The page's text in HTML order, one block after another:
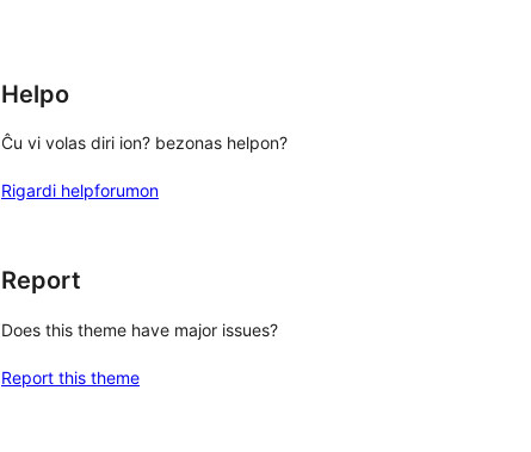
Helpo
Ĉu vi volas diri ion? bezonas helpon?
Rigardi helpforumon
Report
Does this theme have major issues?
Report this theme